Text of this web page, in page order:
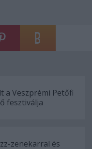
a Veszprémi Petőfi
fesztiválja
zenekarral és